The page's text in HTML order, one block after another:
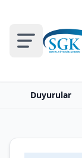
Duyurular